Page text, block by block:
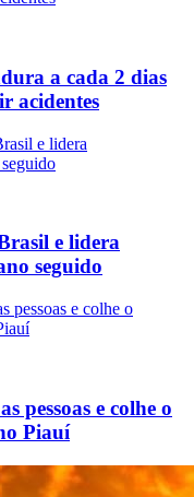
a cada 2 dias
acidentes
e lidera
seguido
pessoas e colhe o
Piauí